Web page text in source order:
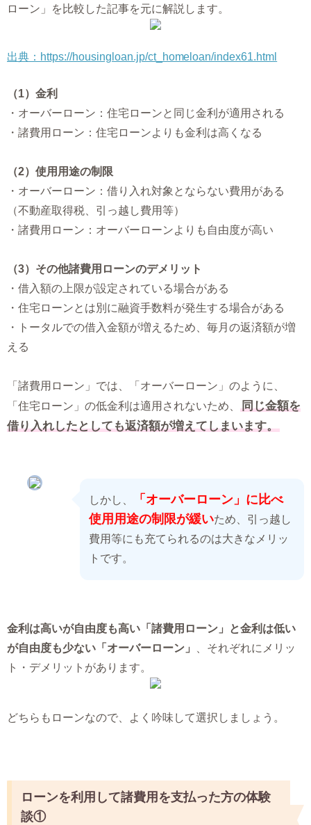
ローン」を比較した記事を元に解説します。
出典：https://housingloan.jp/ct_homeloan/index61.html
（1）金利
・オーバーローン：住宅ローンと同じ金利が適用される
・諸費用ローン：住宅ローンよりも金利は高くなる
（2）使用用途の制限
・オーバーローン：借り入れ対象とならない費用がある
（不動産取得税、引っ越し費用等）
・諸費用ローン：オーバーローンよりも自由度が高い
（3）その他諸費用ローンのデメリット
・借入額の上限が設定されている場合がある
・住宅ローンとは別に融資手数料が発生する場合がある
・トータルでの借入金額が増えるため、毎月の返済額が増
える
「諸費用ローン」では、「オーバーローン」のように、
「住宅ローン」の低金利は適用されないため、
同じ金額を
借り入れしたとしても返済額が増えてしまいます。
しかし、
「オーバーローン」に比べ
使用用途の制限が緩いため、引っ越し
費用等にも充てられるのは大きなメリッ
トです。
金利は高いが自由度も高い「諸費用ローン」と金利は低い
が自由度も少ない「オーバーローン」
、それぞれにメリッ
ト・デメリットがあります。
どちらもローンなので、よく吟味して選択しましょう。
ローンを利用して諸費用を支払った方の体験
談①